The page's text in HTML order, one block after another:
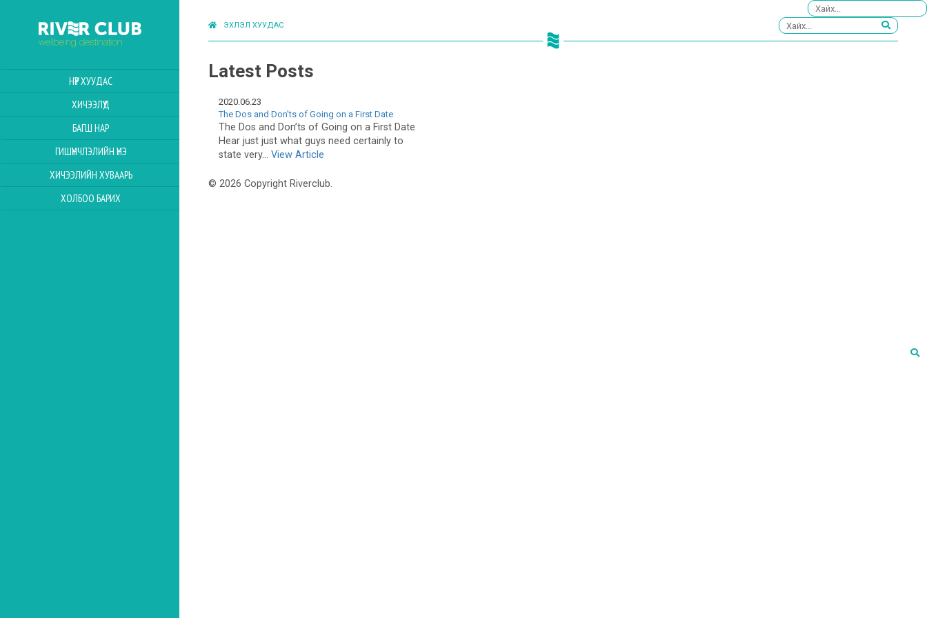
НҮҮР ХУУДАС
ХИЧЭЭЛҮҮД
БАГШ НАР
ГИШҮҮНЧЛЭЛИЙН ҮНЭ
ХИЧЭЭЛИЙН ХУВААРЬ
ХОЛБОО БАРИХ
ЭХЛЭЛ ХУУДАС
Latest Posts
2020.06.23
The Dos and Don’ts of Going on a First Date
The Dos and Don’ts of Going on a First Date
Hear just just what guys need certainly to
state very... View Article
© 2026 Copyright Riverclub.